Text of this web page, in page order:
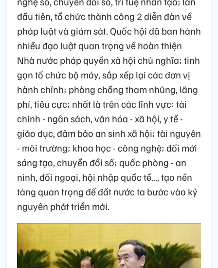
đầu tiên, tổ chức thành công 2 diễn đàn về
pháp luật và giám sát. Quốc hội đã ban hành
nhiều đạo luật quan trọng về hoàn thiện
Nhà nước pháp quyền xã hội chủ nghĩa; tinh
gọn tổ chức bộ máy, sắp xếp lại các đơn vị
hành chính; phòng chống tham nhũng, lãng
phí, tiêu cực; nhất là trên các lĩnh vực: tài
chính - ngân sách, văn hóa - xã hội, y tế -
giáo dục, đảm bảo an sinh xã hội; tài nguyên
- môi trường; khoa học - công nghệ; đổi mới
sáng tạo, chuyển đổi số; quốc phòng - an
ninh, đối ngoại, hội nhập quốc tế…, tạo nền
tảng quan trọng để đất nước ta bước vào kỷ
nguyên phát triển mới.